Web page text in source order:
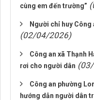
cùng em đến trường”
Người chỉ huy Công
(02/04/2026)
Công an xã Thạnh
rơi cho người dân
Công an phường
hướng dẫn người dân